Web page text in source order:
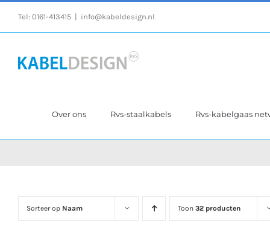
Tel: 0161-413415 info@kabeldesign.nl
Over ons Rvs-staalkabels Rvs-kabelgaas
Sorteer op Naam Toon 32 producten